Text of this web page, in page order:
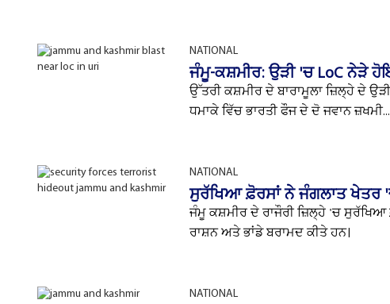
NATIONAL
ਜੰਮੂ-ਕਸ਼ਮੀਰ: ਉੜੀ 'ਚ LoC ਨੇੜੇ
ਉੱਤਰੀ ਕਸ਼ਮੀਰ ਦੇ ਬਾਰਾਮੂਲਾ ਜ਼ਿਲ੍ਹੇ ਦੇ
ਧਮਾਕੇ ਵਿੱਚ ਭਾਰਤੀ ਫੌਜ ਦੇ ਦੋ ਜਵਾਨ ਜ਼ਖਮੀ...
NATIONAL
ਸੁਰੱਖਿਆ ਫ਼ੋਰਸਾਂ ਨੇ ਜੰਗਲਾਤ ਖੇਤਰ
ਜੰਮੂ ਕਸ਼ਮੀਰ ਦੇ ਰਾਜੌਰੀ ਜ਼ਿਲ੍ਹੇ 'ਚ
ਰਾਸ਼ਨ ਅਤੇ ਭਾਂਡੇ ਬਰਾਮਦ ਕੀਤੇ ਹਨ।
NATIONAL